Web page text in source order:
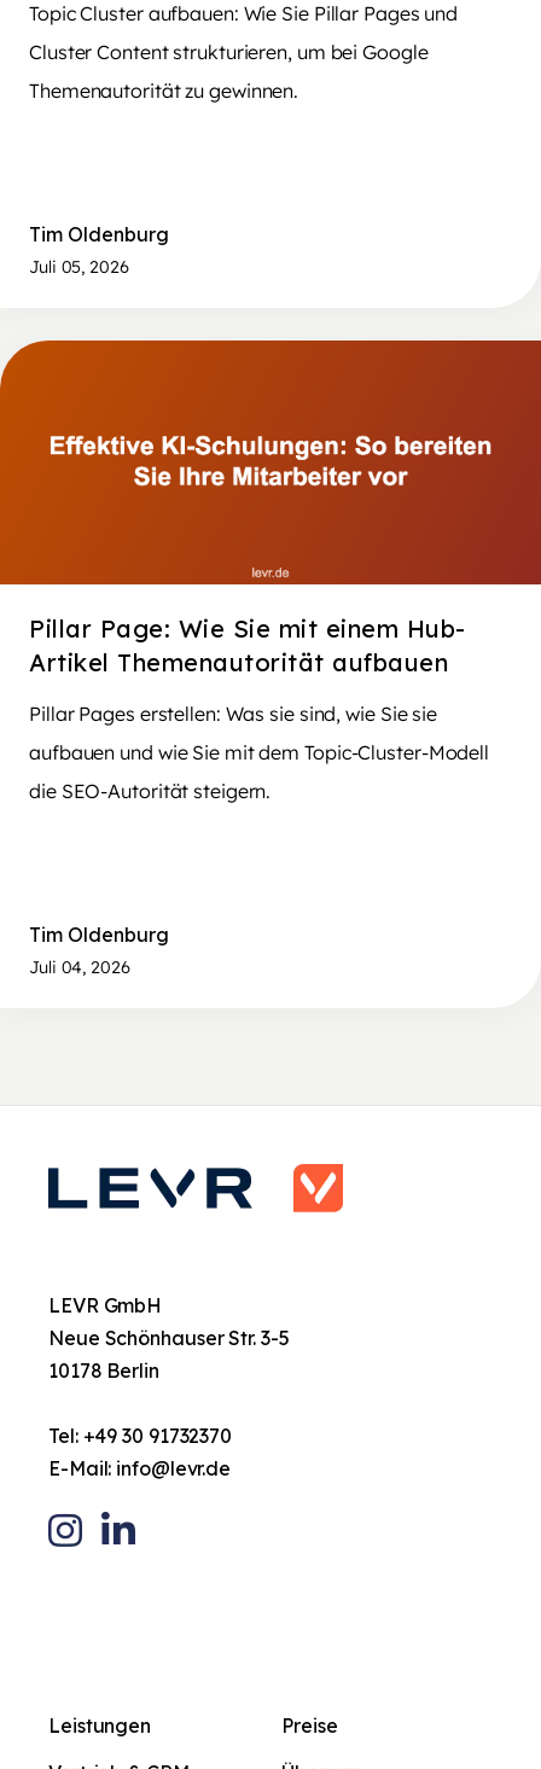
Topic Cluster aufbauen: Wie Sie Pillar Pages und
Cluster Content strukturieren, um bei Google
Themenautorität zu gewinnen.
Tim Oldenburg
Juli 05, 2026
Pillar Page: Wie Sie mit einem Hub-
Artikel Themenautorität aufbauen
Pillar Pages erstellen: Was sie sind, wie Sie sie
aufbauen und wie Sie mit dem Topic-Cluster-Modell
die SEO-Autorität steigern.
Tim Oldenburg
Juli 04, 2026
LEVR GmbH
Neue Schönhauser Str. 3-5
10178 Berlin
Tel: +49 30 91732370
E-Mail: info@levr.de
Leistungen
Preise